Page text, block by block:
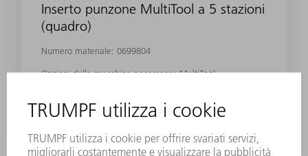
Inserto punzone MultiTool a 5 stazioni
(quadro)
Numero materiale: 0699804
Opzioni della macchina necessarie: MultiTool